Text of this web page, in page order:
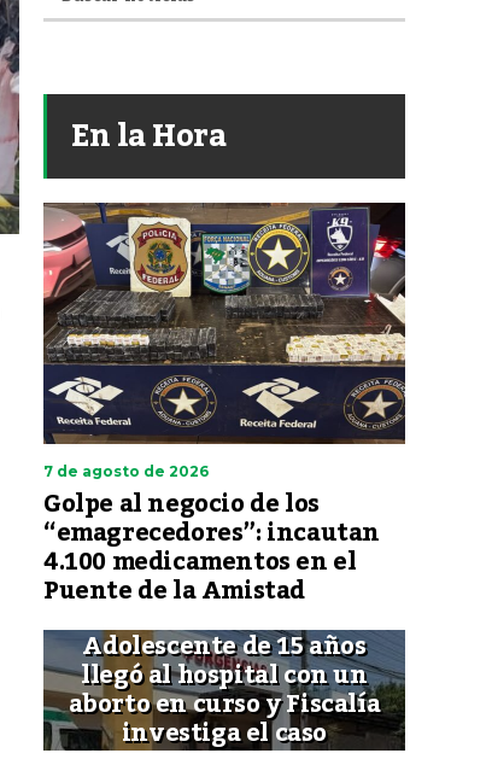
En la Hora
7 de agosto de 2026
Golpe al negocio de los
“emagrecedores”: incautan
4.100 medicamentos en el
Puente de la Amistad
Adolescente de 15 años
llegó al hospital con un
aborto en curso y Fiscalía
investiga el caso